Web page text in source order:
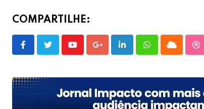
COMPARTILHE:
YoutubeGoogle+LinkedInWhatsappCloud